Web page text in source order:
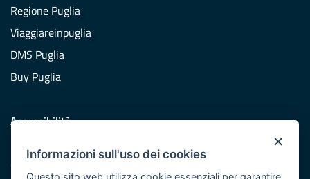
×
Informazioni sull'uso dei cookies
Questo sito web utilizza cookie essenziali per garantire
Regione Puglia
Viaggiareinpuglia
DMS Puglia
Buy Puglia
Accessibilità